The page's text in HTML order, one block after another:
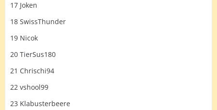
17 Joken
18 SwissThunder
19 Nicok
20 TierSus180
21 Chrischi94
22 vshool99
23 Klabusterbeere